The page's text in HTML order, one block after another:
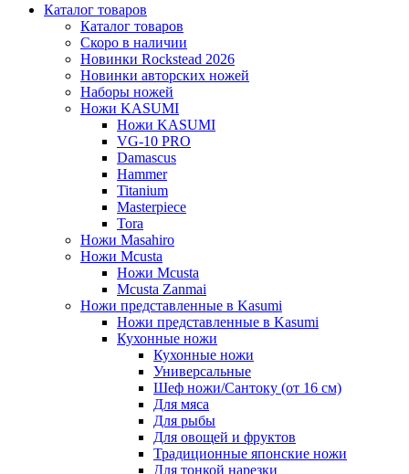
Каталог товаров
Каталог товаров
Скоро в наличии
Новинки Rockstead 2026
Новинки авторских ножей
Наборы ножей
Ножи KASUMI
Ножи KASUMI
VG-10 PRO
Damascus
Hammer
Titanium
Masterpiece
Tora
Ножи Masahiro
Ножи Mcusta
Ножи Mcusta
Mcusta Zanmai
Ножи представленные в Kasumi
Ножи представленные в Kasumi
Кухонные ножи
Кухонные ножи
Универсальные
Шеф ножи/Сантоку (от 16 см)
Для мяса
Для рыбы
Для овощей и фруктов
Традиционные японские ножи
Для тонкой нарезки